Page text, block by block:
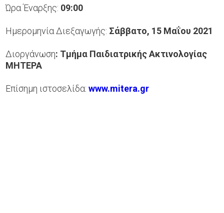
Ώρα Έναρξης: 09:00
Ημερομηνία Διεξαγωγής: Σάββατο, 15 Μαΐου 2021
Διοργάνωση: Τμήμα Παιδιατρικής Ακτινολογίας
ΜΗΤΕΡΑ
Επίσημη ιστοσελίδα:www.mitera.gr